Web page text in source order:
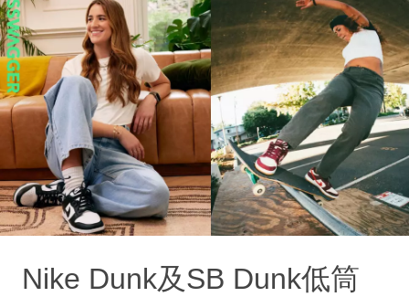
Nike Dunk及SB Dunk低筒